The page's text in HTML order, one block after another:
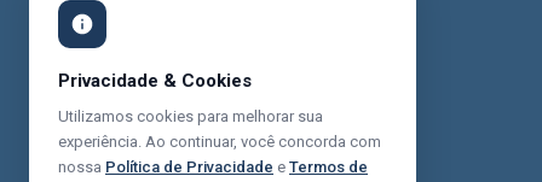
Prêmios Recebidos
Privacidade & Cookies
Utilizamos cookies para melhorar sua
experiência. Ao continuar, você concorda com
nossa Política de Privacidade e Termos de